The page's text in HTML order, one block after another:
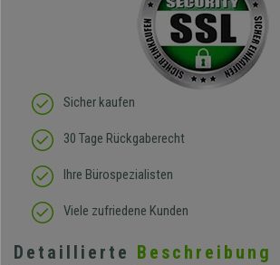
Sicher kaufen
30 Tage Rückgaberecht
Ihre Bürospezialisten
Viele zufriedene Kunden
Detaillierte Beschreibung